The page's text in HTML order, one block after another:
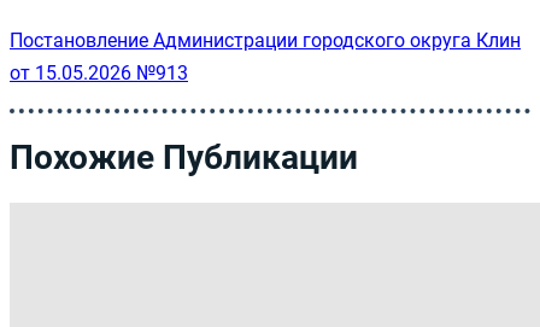
Постановление Администрации городского округа Клин
от 15.05.2026 №913
Похожие Публикации